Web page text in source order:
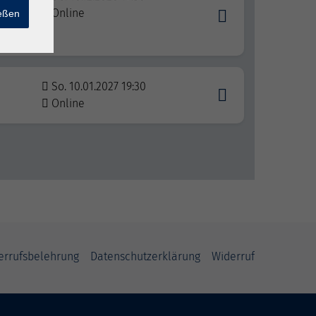
Online
So. 10.01.2027 19:30
Online
Datenschutzerklärung Widerruf